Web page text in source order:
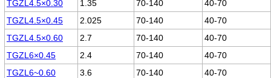
TGZL4.5×0.30
1.35 70-140
40-70
TGZL4.5×0.45
2.025 70-140
40-70
TGZL4.5×0.60
2.7 70-140
40-70
TGZL6×0.45
2.4 70-140
40-70
TGZL6~0.60
3.6 70-140
40-70